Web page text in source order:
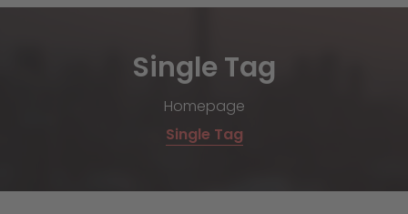
Single Tag
Homepage
Single Tag